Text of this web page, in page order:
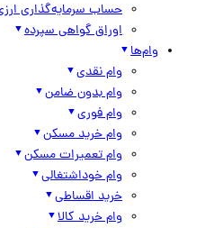
حساب سرمایه‌گذاری ارزی
اوراق گواهی سپرده
وام‌ها
وام نقدی
وام بدون ضامن
وام فوری
وام خرید مسکن
وام تعمیرات مسکن
وام خوداشتغالی
خرید اقساطی
وام خرید کالا